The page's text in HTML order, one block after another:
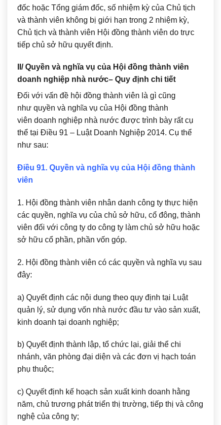
đốc hoặc Tổng giám đốc, số nhiệm kỳ của Chủ tịch
và thành viên không bị giới hạn trong 2 nhiệm kỳ,
Chủ tịch và thành viên Hội đồng thành viên do trực
tiếp chủ sở hữu quyết định.
II/ Quyền và nghĩa vụ của Hội đồng thành viên
doanh nghiệp nhà nước– Quy định chi tiết
Đối với vấn đề hội đồng thành viên là gì cũng
như quyền và nghĩa vụ của Hội đồng thành
viên doanh nghiệp nhà nước được trình bày rất cụ
thể tại Điều 91 – Luật Doanh Nghiệp 2014. Cụ thể
như sau:
Điều 91. Quyền và nghĩa vụ của Hội đồng thành
viên
1. Hội đồng thành viên nhân danh công ty thực hiện
các quyền, nghĩa vụ của chủ sở hữu, cổ đông, thành
viên đối với công ty do công ty làm chủ sở hữu hoặc
sở hữu cổ phần, phần vốn góp.
2. Hội đồng thành viên có các quyền và nghĩa vụ sau
đây:
a) Quyết định các nội dung theo quy định tại Luật
quản lý, sử dụng vốn nhà nước đầu tư vào sản xuất,
kinh doanh tại doanh nghiệp;
b) Quyết định thành lập, tổ chức lại, giải thể chi
nhánh, văn phòng đại diện và các đơn vị hạch toán
phụ thuộc;
c) Quyết định kế hoạch sản xuất kinh doanh hằng
năm, chủ trương phát triển thị trường, tiếp thị và công
nghệ của công ty;